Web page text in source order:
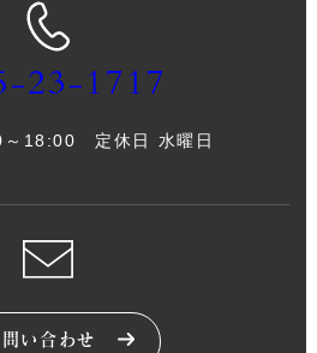
23-1717
～18:00 定休日 水曜日
い合わせ